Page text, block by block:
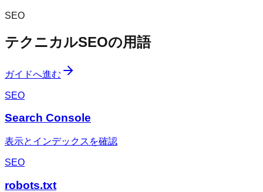
SEO
テクニカルSEOの用語
ガイドへ進む
SEO
Search Console
表示とインデックスを確認
SEO
robots.txt